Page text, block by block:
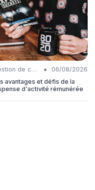
Gestion de carrière •
06/08/2026
avantages et défis de la
d'activité rémunérée